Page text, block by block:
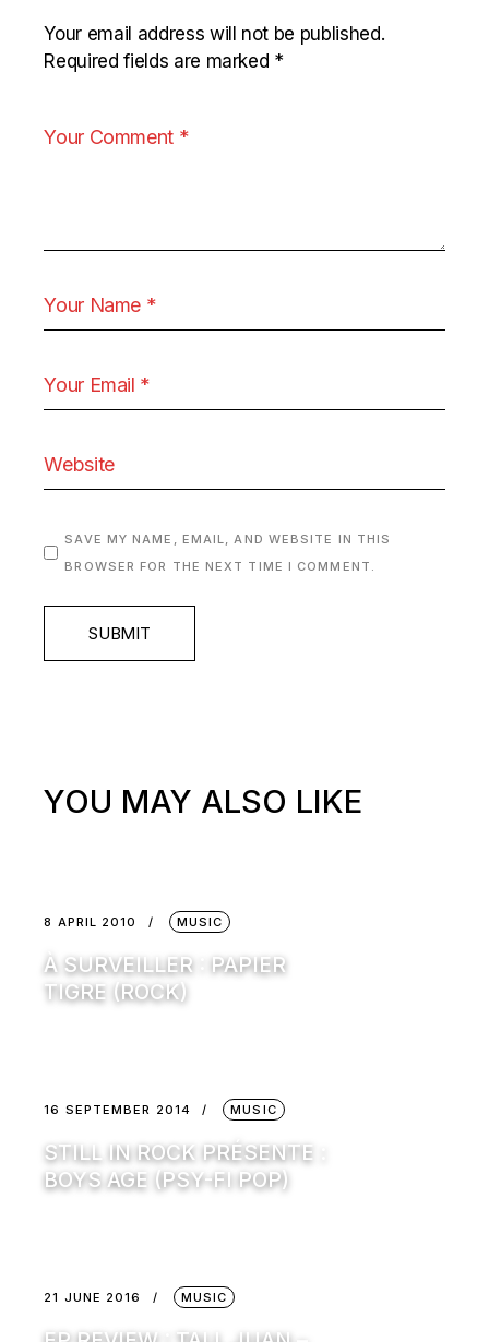
Your email address will not be published.
Required fields are marked *
SAVE MY NAME, EMAIL, AND WEBSITE IN THIS
BROWSER FOR THE NEXT TIME I COMMENT.
SUBMIT
YOU MAY ALSO LIKE
8 APRIL 2010 MUSIC
À SURVEILLER : PAPIER
TIGRE (ROCK)
16 SEPTEMBER 2014 MUSIC
STILL IN ROCK PRÉSENTE :
BOYS AGE (PSY-FI POP)
21 JUNE 2016 MUSIC